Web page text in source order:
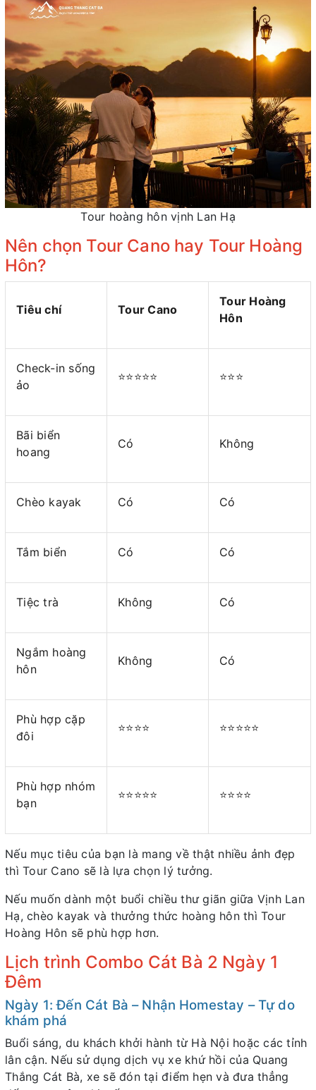
Tour hoàng hôn vịnh Lan Hạ
Nên chọn Tour Cano hay Tour Hoàng
Hôn?
Tiêu chí Tour Cano
Tour Hoàng
Hôn
Check-in sống
ảo
⭐⭐⭐⭐⭐ ⭐⭐⭐
Bãi biển
hoang
Có Không
Chèo kayak Có Có
Tắm biển Có Có
Tiệc trà Không Có
Ngắm hoàng
hôn
Không Có
Phù hợp cặp
đôi
⭐⭐⭐⭐ ⭐⭐⭐⭐⭐
Phù hợp nhóm
bạn
⭐⭐⭐⭐⭐ ⭐⭐⭐⭐
Nếu mục tiêu của bạn là mang về thật nhiều ảnh đẹp
thì Tour Cano sẽ là lựa chọn lý tưởng.
Nếu muốn dành một buổi chiều thư giãn giữa Vịnh Lan
Hạ, chèo kayak và thưởng thức hoàng hôn thì Tour
Hoàng Hôn sẽ phù hợp hơn.
Lịch trình Combo Cát Bà 2 Ngày 1
Đêm
Ngày 1: Đến Cát Bà – Nhận Homestay – Tự do
khám phá
Buổi sáng, du khách khởi hành từ Hà Nội hoặc các tỉnh
lân cận. Nếu sử dụng dịch vụ xe khứ hồi của Quang
Thắng Cát Bà, xe sẽ đón tại điểm hẹn và đưa thẳng